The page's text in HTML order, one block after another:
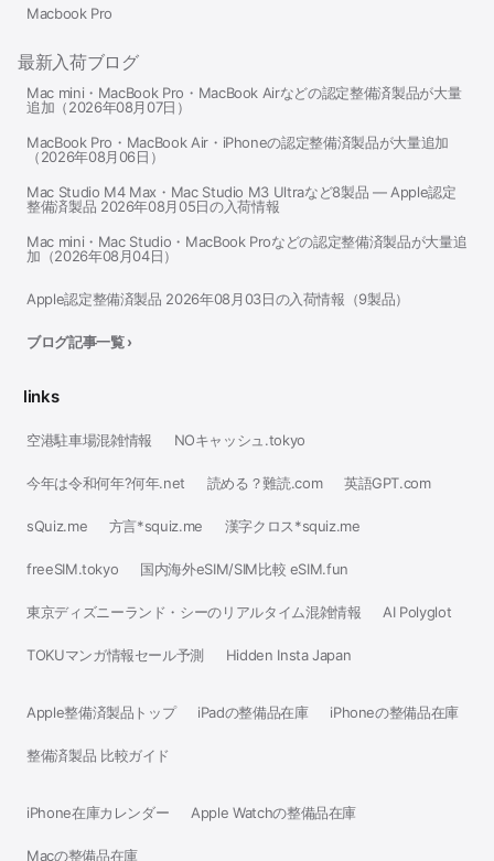
Macbook Pro
最新入荷ブログ
Mac mini・MacBook Pro・MacBook Airなどの認定整備済製品が大量
追加（2026年08月07日）
MacBook Pro・MacBook Air・iPhoneの認定整備済製品が大量追加
（2026年08月06日）
Mac Studio M4 Max・Mac Studio M3 Ultraなど8製品 — Apple認定
整備済製品 2026年08月05日の入荷情報
Mac mini・Mac Studio・MacBook Proなどの認定整備済製品が大量追
加（2026年08月04日）
Apple認定整備済製品 2026年08月03日の入荷情報（9製品）
ブログ記事一覧 ›
links
空港駐車場混雑情報 NOキャッシュ.tokyo
今年は令和何年?何年.net 読める？難読.com 英語GPT.com
sQuiz.me 方言*squiz.me 漢字クロス*squiz.me
freeSIM.tokyo 国内海外eSIM/SIM比較 eSIM.fun
東京ディズニーランド・シーのリアルタイム混雑情報 AI Polyglot
TOKUマンガ情報セール予測 Hidden Insta Japan
Apple整備済製品トップ iPadの整備品在庫 iPhoneの整備品在庫
整備済製品 比較ガイド
iPhone在庫カレンダー Apple Watchの整備品在庫
Macの整備品在庫